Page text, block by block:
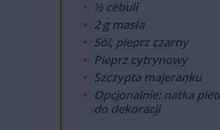
½ cebuli
2 g masła
Sól, pieprz czarny
Pieprz cytrynowy
Szczypta majeranku
Opcjonalnie: natka
do dekoracji